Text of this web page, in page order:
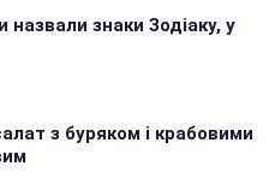
назвали знаки Зодіаку, у
з буряком і крабовими